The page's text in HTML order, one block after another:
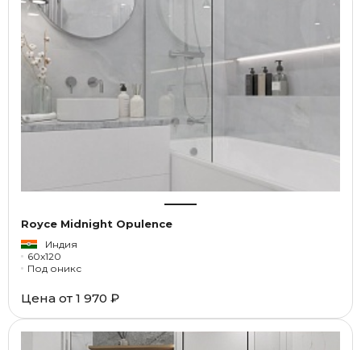
Royce Midnight Opulence
Индия
60x120
Под оникс
Цена от 1 970 ₽